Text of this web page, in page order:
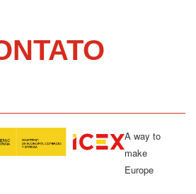
A way to
make
Europe